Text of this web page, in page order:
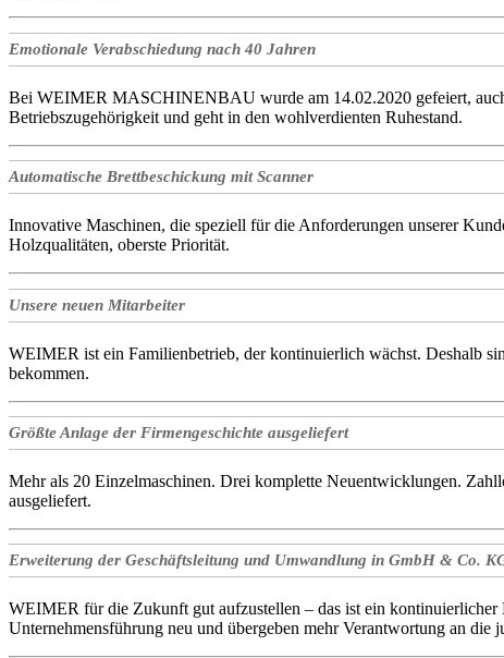
Emotionale Verabschiedung nach 40 Jahren
Bei WEIMER MASCHINENBAU wurde am 14.02.2020 gefeiert, auch
Betriebszugehörigkeit und geht in den wohlverdienten Ruhestand.
Automatische Brettbeschickung mit Scanner
Innovative Maschinen, die speziell für die Anforderungen unserer
Holzqualitäten, oberste Priorität.
Unsere neuen Mitarbeiter
WEIMER ist ein Familienbetrieb, der kontinuierlich wächst. Deshalb
bekommen.
Größte Anlage der Firmengeschichte ausgeliefert
Mehr als 20 Einzelmaschinen. Drei komplette Neuentwicklungen.
ausgeliefert.
Erweiterung der Geschäftsleitung und Umwandlung in GmbH & Co.
WEIMER für die Zukunft gut aufzustellen – das ist ein kontinuierlicher
Unternehmensführung neu und übergeben mehr Verantwortung an die